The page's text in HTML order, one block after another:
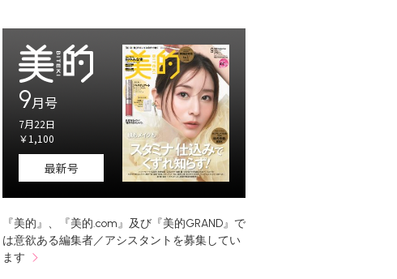
9月号
7月22日
￥1,100
最新号
『美的』、『美的.com』及び『美的GRAND』で
は意欲ある編集者／アシスタントを募集してい
ます